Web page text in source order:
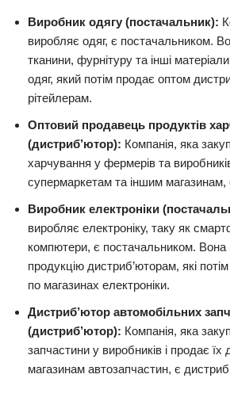
Виробник одягу (постачальник):
виробляє одяг, є постачальником.
тканини, фурнітуру та інші
одяг, який потім продає оптом
рітейлерам.
Оптовий продавець продуктів
(дистриб’ютор): Компанія, яка
харчування у фермерів та
супермаркетам та іншим магазинам,
Виробник електроніки
виробляє електроніку, таку як
компютери, є постачальником.
продукцію дистриб’юторам, які
по магазинах електроніки.
Дистриб’ютор автомобільних
(дистриб’ютор): Компанія, яка
запчастини у виробників і продає їх
магазинам автозапчастин, є